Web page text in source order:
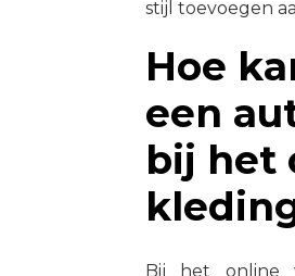
stijl toevoegen
Hoe
een
bij het
Bij het online